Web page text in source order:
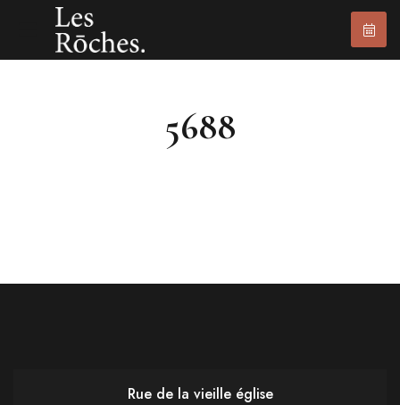
5688
Rue de la vieille église